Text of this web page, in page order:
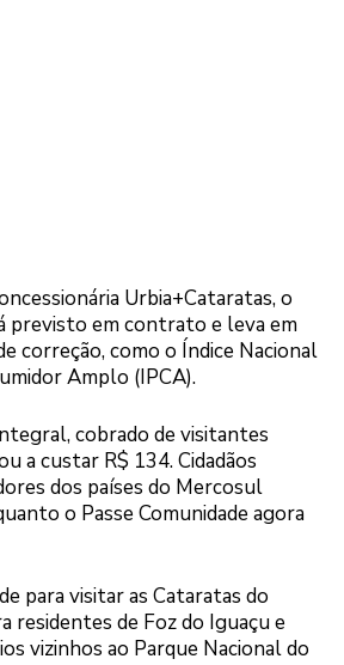
Urbia+Cataratas, o
previsto em contrato e leva em
correção, como o Índice Nacional
Amplo (IPCA).
cobrado de visitantes
a custar R$ 134. Cidadãos
dos países do Mercosul
o Passe Comunidade agora
para visitar as Cataratas do
residentes de Foz do Iguaçu e
vizinhos ao Parque Nacional do